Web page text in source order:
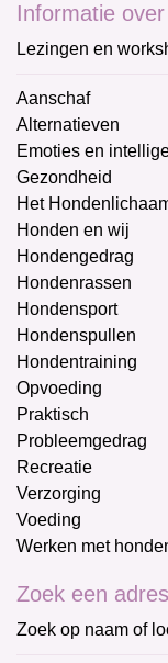
Informatie
Lezingen en
Aanschaf
Alternatieven
Emoties en
Gezondheid
Het
Honden en wij
Hondengedrag
Hondenrassen
Hondensport
Hondenspullen
Hondentraining
Opvoeding
Praktisch
Probleemgedrag
Recreatie
Verzorging
Voeding
Werken met
Zoek een adres
Zoek op naam of